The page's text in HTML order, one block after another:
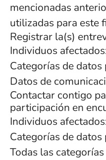
mencionadas
utilizadas para este
Registrar la(s)
Individuos
Categorías de
Datos de
Contactar contigo
participación en
Individuos
Categorías de
Todas las